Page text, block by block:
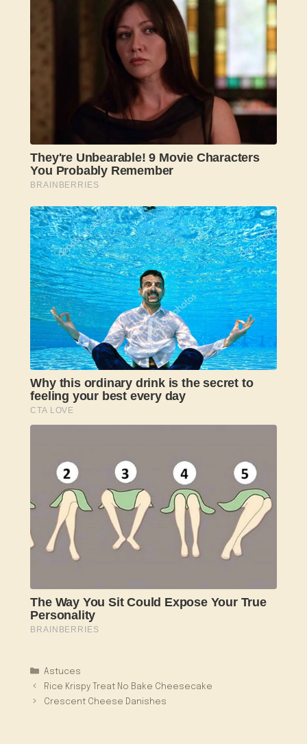
Catégories
Astuces
Rice Krispy Treat No Bake Cheesecake
Crescent Cheese Danishes